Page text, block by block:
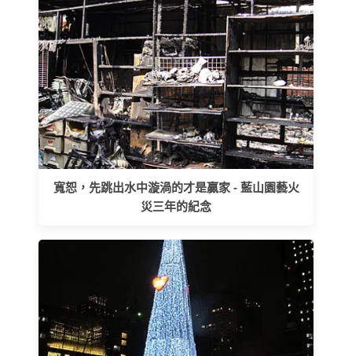
寬恕，先跳出水中漩渦的才是贏家 - 藍山園藝火
災三年的紀念